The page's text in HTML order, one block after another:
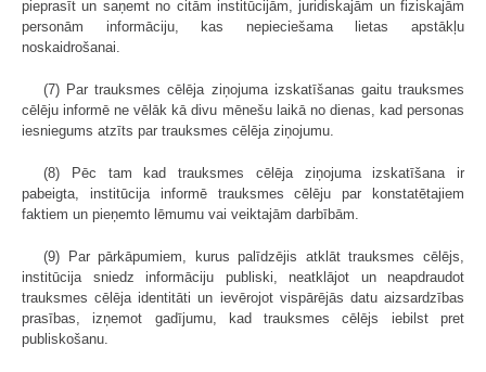
pieprasīt un saņemt no citām institūcijām, juridiskajām un fiziskajām
personām informāciju, kas nepieciešama lietas apstākļu
noskaidrošanai.
(7) Par trauksmes cēlēja ziņojuma izskatīšanas gaitu trauksmes
cēlēju informē ne vēlāk kā divu mēnešu laikā no dienas, kad personas
iesniegums atzīts par trauksmes cēlēja ziņojumu.
(8) Pēc tam kad trauksmes cēlēja ziņojuma izskatīšana ir
pabeigta, institūcija informē trauksmes cēlēju par konstatētajiem
faktiem un pieņemto lēmumu vai veiktajām darbībām.
(9) Par pārkāpumiem, kurus palīdzējis atklāt trauksmes cēlējs,
institūcija sniedz informāciju publiski, neatklājot un neapdraudot
trauksmes cēlēja identitāti un ievērojot vispārējās datu aizsardzības
prasības, izņemot gadījumu, kad trauksmes cēlējs iebilst pret
publiskošanu.